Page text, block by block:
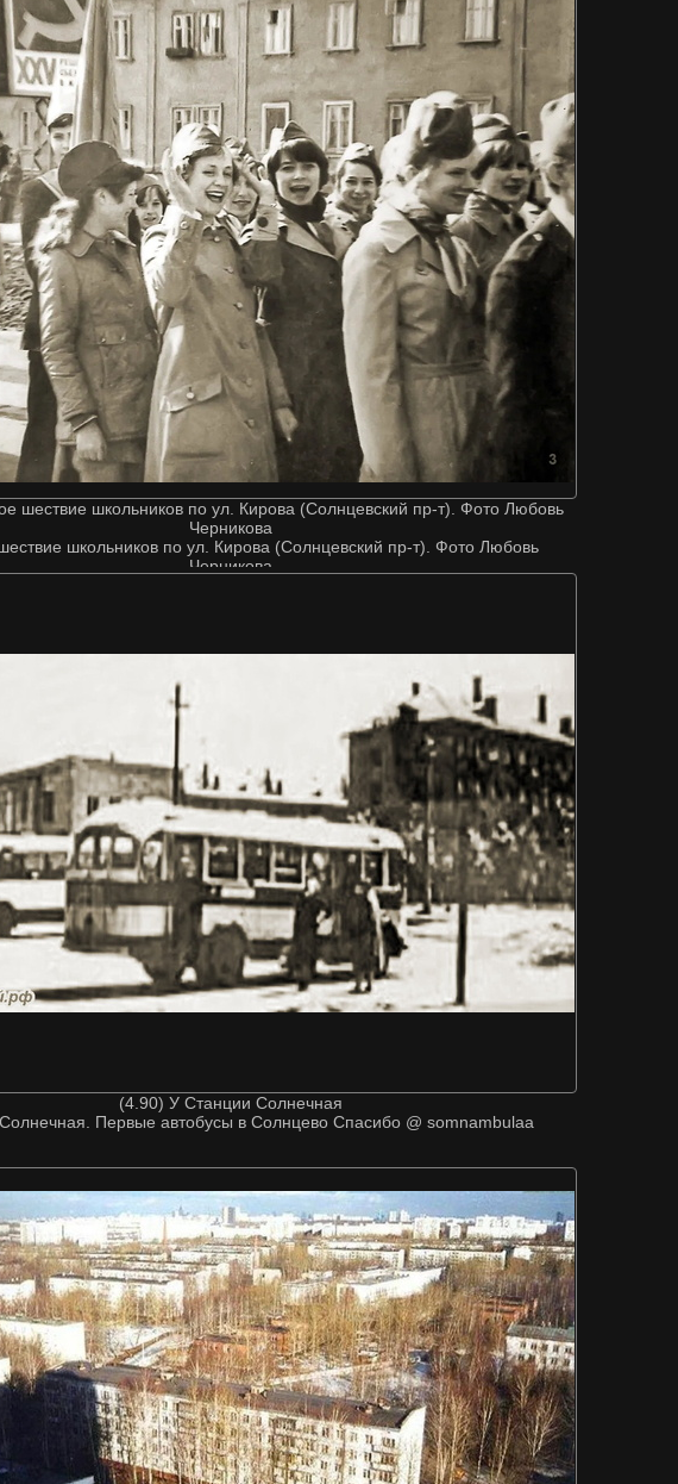
шествие школьников по ул. Кирова (Солнцевский пр-т). Фото Любовь
Черникова
школьников по ул. Кирова (Солнцевский пр-т). Фото Любовь
Черникова
(4.90) У Станции Солнечная
Первые автобусы в Солнцево Спасибо @ somnambulaa